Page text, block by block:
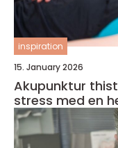
inspiration
15. January 2026
Akupunktur thisted lindring af
stress med en